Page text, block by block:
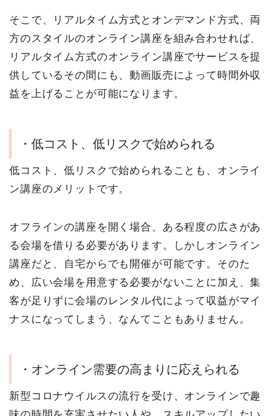
そこで、リアルタイム方式とオンデマンド方式、両
方のスタイルのオンライン講座を組み合わせれば、
リアルタイム方式のオンライン講座でサービスを提
供しているその間にも、動画販売によって時間外収
益を上げることが可能になります。
・低コスト、低リスクで始められる
低コスト、低リスクで始められることも、オンライ
ン講座のメリットです。
オフラインの講座を開く場合、ある程度の広さがあ
る会場を借りる必要があります。しかしオンライン
講座だと、自宅からでも開催が可能です。そのた
め、広い会場を用意する必要がないことに加え、集
客が足りずに会場のレンタル代によって収益がマイ
ナスになってしまう、なんてこともありません。
・オンライン需要の高まりに応えられる
新型コロナウイルスの流行を受け、オンラインで趣